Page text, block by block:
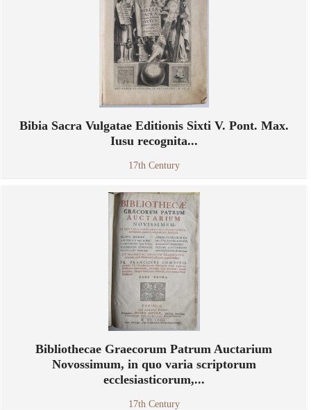
Bibia Sacra Vulgatae Editionis Sixti V. Pont. Max.
Iusu recognita...
17th Century
Bibliothecae Graecorum Patrum Auctarium
Novossimum, in quo varia scriptorum
ecclesiasticorum,...
17th Century